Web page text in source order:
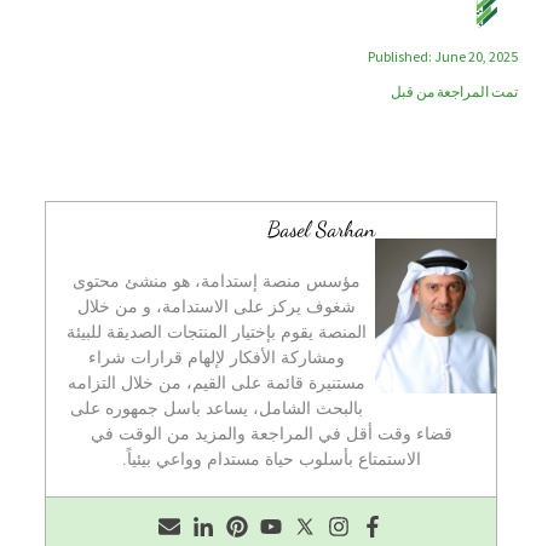
Published: June 20, 2025
تمت المراجعة من قبل
Basel Sarhan
مؤسس منصة إستدامة، هو منشئ محتوى
شغوف يركز على الاستدامة، و من خلال
المنصة يقوم بإختيار المنتجات الصديقة للبيئة
ومشاركة الأفكار لإلهام قرارات شراء
مستنيرة قائمة على القيم، من خلال التزامه
بالبحث الشامل، يساعد باسل جمهوره على
قضاء وقت أقل في المراجعة والمزيد من الوقت في
الاستمتاع بأسلوب حياة مستدام وواعي بيئياً.